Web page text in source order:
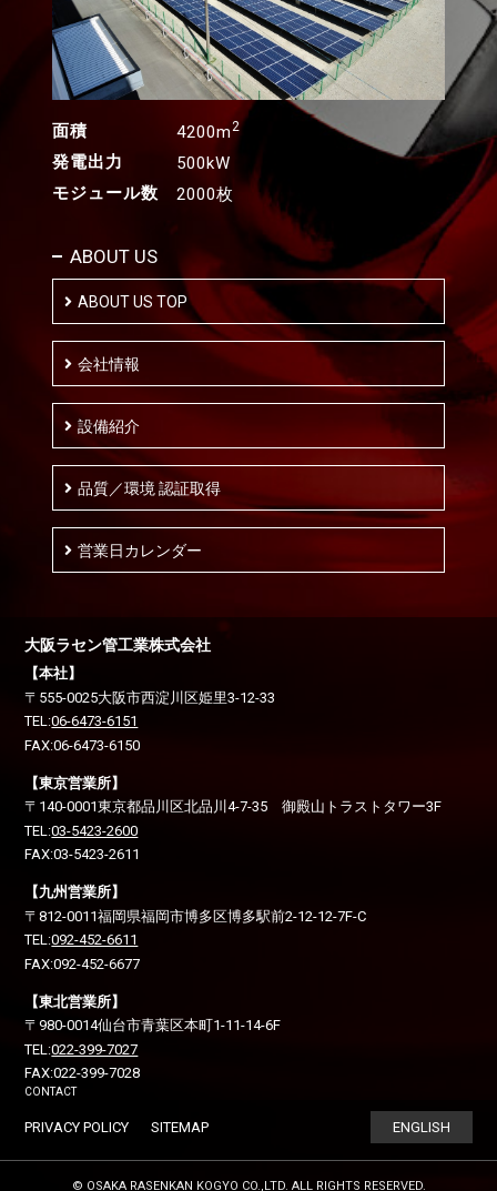
面積 4200m2
発電出力
500kW
モジュール数
2000枚
ABOUT US
ABOUT US TOP
会社情報
設備紹介
品質／環境 認証取得
営業日カレンダー
大阪ラセン管工業株式会社
【本社】
〒555-0025大阪市西淀川区姫里3-12-33
TEL:06-6473-6151
FAX:06-6473-6150
【東京営業所】
〒140-0001東京都品川区北品川4-7-35 御殿山トラストタワー3F
TEL:03-5423-2600
FAX:03-5423-2611
【九州営業所】
〒812-0011福岡県福岡市博多区博多駅前2-12-12-7F-C
TEL:092-452-6611
FAX:092-452-6677
【東北営業所】
〒980-0014仙台市青葉区本町1-11-14-6F
TEL:022-399-7027
FAX:022-399-7028
CONTACT
PRIVACY POLICY SITEMAP ENGLISH
© OSAKA RASENKAN KOGYO CO.,LTD. ALL RIGHTS RESERVED.